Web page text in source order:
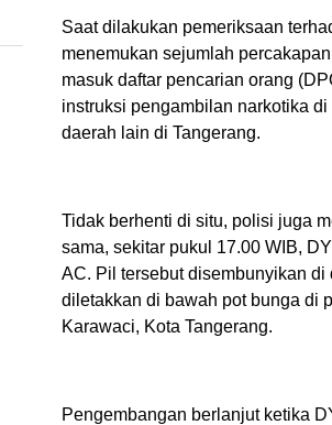
Saat dilakukan pemeriksaan
menemukan sejumlah
masuk daftar pencarian orang
instruksi pengambilan narkotika
daerah lain di Tangerang.
Tidak berhenti di situ, polisi juga
sama, sekitar pukul 17.00 WIB,
AC. Pil tersebut disembunyikan
diletakkan di bawah pot bunga di
Karawaci, Kota Tangerang.
Pengembangan berlanjut ketika